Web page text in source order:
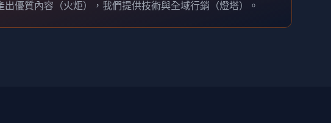
出優質內容（火炬），我們提供技術與全域行銷（燈塔）。